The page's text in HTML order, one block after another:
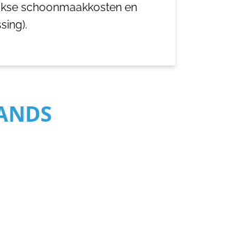
schoonmaakkosten en